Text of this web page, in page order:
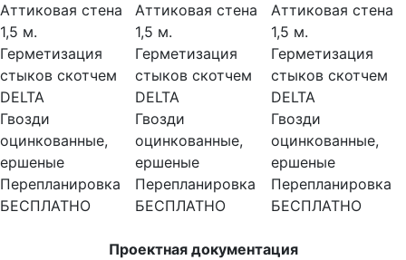
Аттиковая стена
1,5 м.
Герметизация
стыков скотчем
DELTA
Гвозди
оцинкованные,
ершеные
Перепланировка
БЕСПЛАТНО
Аттиковая стена
1,5 м.
Герметизация
стыков скотчем
DELTA
Гвозди
оцинкованные,
ершеные
Перепланировка
БЕСПЛАТНО
Аттиковая стена
1,5 м.
Герметизация
стыков скотчем
DELTA
Гвозди
оцинкованные,
ершеные
Перепланировка
БЕСПЛАТНО
Проектная документация